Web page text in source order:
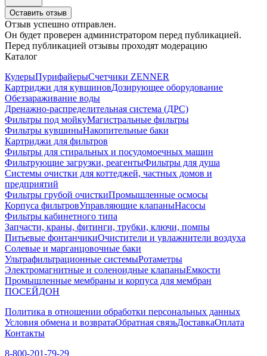
Оставить отзыв
Отзыв успешно отправлен.
Он будет проверен администратором перед публикацией.
Перед публикацией отзывы проходят модерацию
Каталог
КулерыПурифайерыСчетчики ZENNER
Картриджи для кувшиновДозирующее оборудование
Обеззараживание воды
Дренажно-распределительная система (ДРС)
Фильтры под мойкуМагистральные фильтры
Фильтры кувшиныНакопительные баки
Картриджи для фильтров
Фильтры для стиральных и посудомоечных машин
Фильтрующие загрузки, реагентыФильтры для душа
Системы очистки для коттеджей, частных домов и
предприятий
Фильтры грубой очисткиПромышленные осмосы
Корпуса фильтровУправляющие клапаныНасосы
Фильтры кабинетного типа
Запчасти, краны, фитинги, трубки, ключи, помпы
Питьевые фонтанчикиОчистители и увлажнители воздуха
Солевые и марганцовочные баки
Ультрафильтрационные системыРотаметры
Электромагнитные и соленоидные клапаныЕмкости
Промышленные мембраны и корпуса для мембран
ПОСЕЙДОН
Политика в отношении обработки персональных данных
Условия обмена и возвратаОбратная связьДоставкаОплата
Контакты
8-800-201-79-29